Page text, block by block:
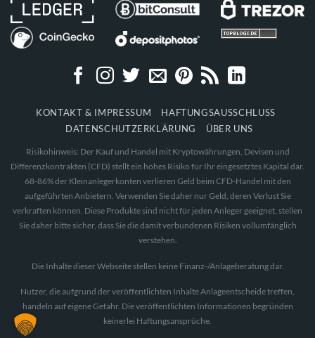
KONTAKT & IMPRESSUM
HAFTUNGSAUSSCHLUSS
DATENSCHUTZERKLÄRUNG
ÜBER UNS
Risikohinweis: Der Kauf und Handel mit Kryptowährungen, Devisen und
Differenzkontrakten (CFD) stellt ein hohes Risiko für Ihr eingesetztes Kapital dar.
68-86% der Kleinanlegerkonten verlieren Geld beim CFD-Handel mit den
aufgeführten Anbietern. Verwenden Sie daher nur Geld, deren Verlust Sie
verkraften können. Diese Produkte sind nicht für jeden Anleger geeignet, stellen
Sie daher bitte sicher, dass Sie die damit verbundenen Risiken vollumfänglich
verstehen.
Die Inhalte dieser Webseite stellen keine Finanz-/Anlageberatung dar.
Nutzer, die aufgrund der veröffentlichten Inhalte Anlageentscheide treffen,
handeln auf eigene Gefahr. Die veröffentlichten Informationen begründen
keinerlei Haftungsansprüche.